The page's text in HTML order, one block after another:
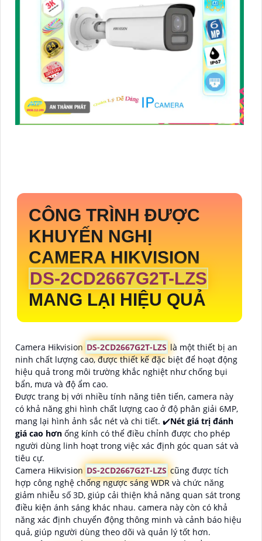
CÔNG TRÌNH ĐƯỢC
KHUYẾN NGHỊ
CAMERA HIKVISION
DS-2CD2667G2T-LZS
MANG LẠI HIỆU QUẢ
Camera Hikvision DS-2CD2667G2T-LZS là một thiết bị an
ninh chất lượng cao, được thiết kế đặc biệt để hoạt động
hiệu quả trong môi trường khắc nghiệt như chống bụi
bẩn, mưa và độ ẩm cao.
Được trang bị với nhiều tính năng tiên tiến, camera này
có khả năng ghi hình chất lượng cao ở độ phân giải 6MP,
mang lại hình ảnh sắc nét và chi tiết. ✔️Nét giá trị đánh
giá cao hơn ống kính có thể điều chỉnh được cho phép
người dùng linh hoạt trong việc xác định góc quan sát và
tiêu cự.
Camera Hikvision DS-2CD2667G2T-LZS cũng được tích
hợp công nghệ chống ngược sáng WDR và chức năng
giảm nhiễu số 3D, giúp cải thiện khả năng quan sát trong
điều kiện ánh sáng khác nhau. camera này còn có khả
năng xác định chuyển động thông minh và cảnh báo hiệu
quả, giúp người dùng theo dõi và quản lý tốt hơn.